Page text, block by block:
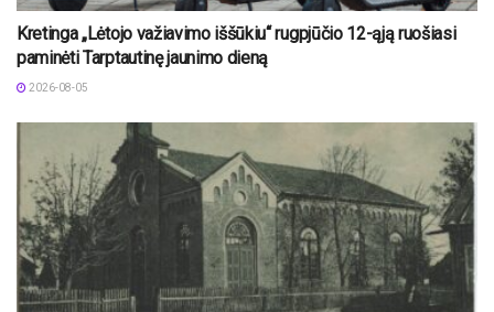
Kretinga „Lėtojo važiavimo iššūkiu“ rugpjūčio 12-ąją ruošiasi
paminėti Tarptautinę jaunimo dieną
2026-08-05